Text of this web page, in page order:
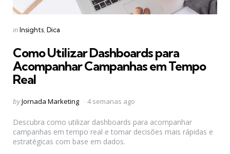
Categories
Posted
inInsights Dica
Como Utilizar Dashboards para
Acompanhar Campanhas em Tempo
Real
Posted
byJornada Marketing 4 semanas ago
Descubra como utilizar dashboards para acompanhar
campanhas em tempo real e tomar decisões mais rápidas e
estratégicas com base em dados.